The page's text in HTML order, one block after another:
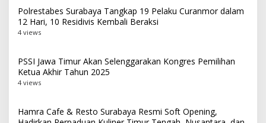
Polrestabes Surabaya Tangkap 19 Pelaku Curanmor dalam
12 Hari, 10 Residivis Kembali Beraksi
4 views
PSSI Jawa Timur Akan Selenggarakan Kongres Pemilihan
Ketua Akhir Tahun 2025
4 views
Hamra Cafe & Resto Surabaya Resmi Soft Opening,